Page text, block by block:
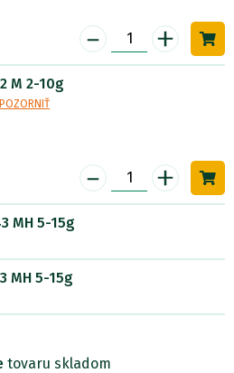
- +
M 2-10g
- +
MH 5-15g
MH 5-15g
tovaru skladom